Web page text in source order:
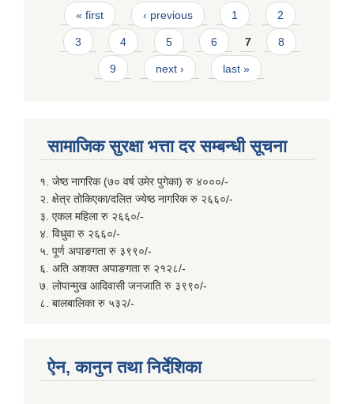
Pages
« first ‹ previous 1 2
3 4 5 6 7 8
9 next › last »
सामाजिक सुरक्षा भत्ता दर सम्बन्धी सूचना
१. जेष्ठ नागरिक (७० वर्ष उमेर पुगेका) रु ४०००/-
२. क्षेत्र तोकिएका/दलित ज्येष्ठ नागरिक रु २६६०/-
३. एकल महिला रु २६६०/-
४. विधुवा रु २६६०/-
५. पूर्ण अपाङगता रु ३९९०/-
६. अति अशक्त अपाङगता रु २१२८/-
७. लोपान्मुख आदिवासी जनजाति रु ३९९०/-
८. बालबालिका रु ५३२/-
ऐन, कानुन तथा निर्देशिका